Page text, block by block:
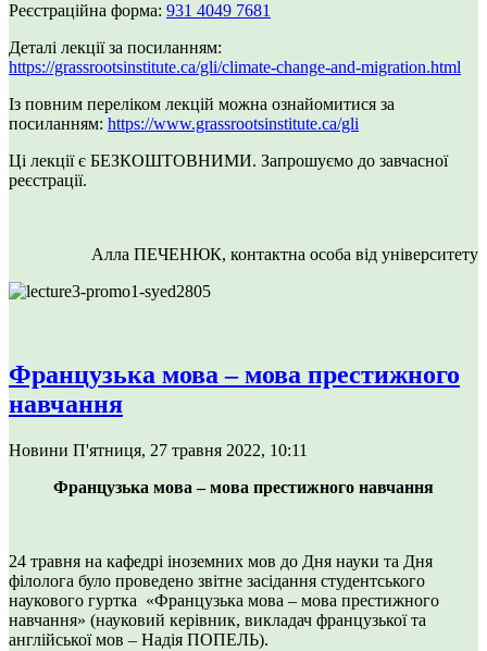
Реєстраційна форма: 931 4049 7681
Деталі лекції за посиланням:
https://grassrootsinstitute.ca/gli/climate-change-and-migration.html
Із повним переліком лекцій можна ознайомитися за
посиланням: https://www.grassrootsinstitute.ca/gli
Ці лекції є БЕЗКОШТОВНИМИ. Запрошуємо до завчасної
реєстрації.
Алла ПЕЧЕНЮК, контактна особа від університету
Французька мова – мова престижного
навчання
Новини П'ятниця, 27 травня 2022, 10:11
Французька мова – мова престижного навчання
24 травня на кафедрі іноземних мов до Дня науки та Дня
філолога було проведено звітне засідання студентського
наукового гуртка «Французька мова – мова престижного
навчання» (науковий керівник, викладач французької та
англійської мов – Надія ПОПЕЛЬ).